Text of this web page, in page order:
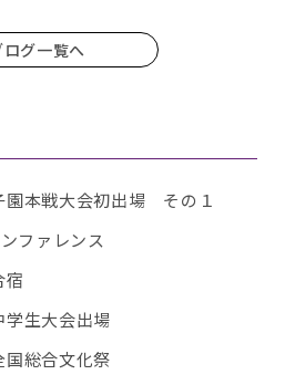
ログ一覧へ
本戦大会初出場 その１
ファレンス
生大会出場
総合文化祭